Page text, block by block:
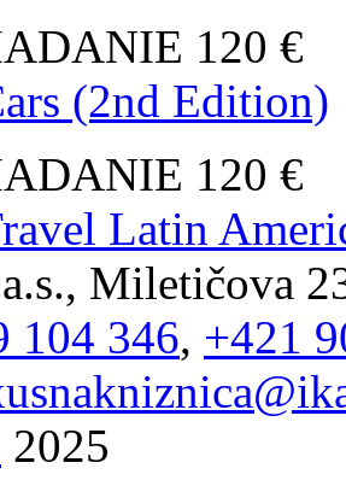
120 €
(2nd Edition)
120 €
Latin
Miletičova
104 346, +421
2025